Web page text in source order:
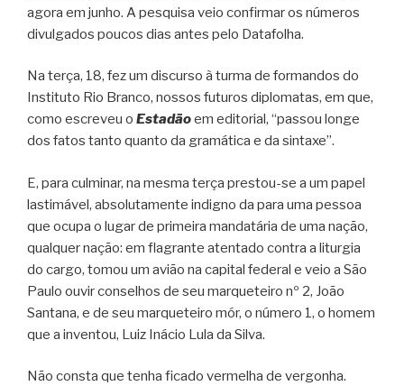
agora em junho. A pesquisa veio confirmar os números
divulgados poucos dias antes pelo Datafolha.
Na terça, 18, fez um discurso à turma de formandos do
Instituto Rio Branco, nossos futuros diplomatas, em que,
como escreveu o Estadãoem editorial, “passou longe
dos fatos tanto quanto da gramática e da sintaxe”.
E, para culminar, na mesma terça prestou-se a um papel
lastimável, absolutamente indigno da para uma pessoa
que ocupa o lugar de primeira mandatária de uma nação,
qualquer nação: em flagrante atentado contra a liturgia
do cargo, tomou um avião na capital federal e veio a São
Paulo ouvir conselhos de seu marqueteiro nº 2, João
Santana, e de seu marqueteiro mór, o número 1, o homem
que a inventou, Luiz Inácio Lula da Silva.
Não consta que tenha ficado vermelha de vergonha.